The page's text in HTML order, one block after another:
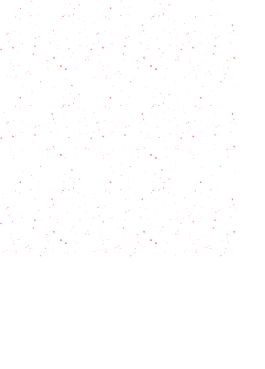
El tequila sunrise perfecto: tiene
los colores del amanecer
Cómo hacer Mate: guía definitiva,
qué hay que hacer y qué NO
Tom Collins: Receta y una historia
memorable
Cómo hacer Jugo de Zanahoria y
las mejores ideas para disfrutarlo